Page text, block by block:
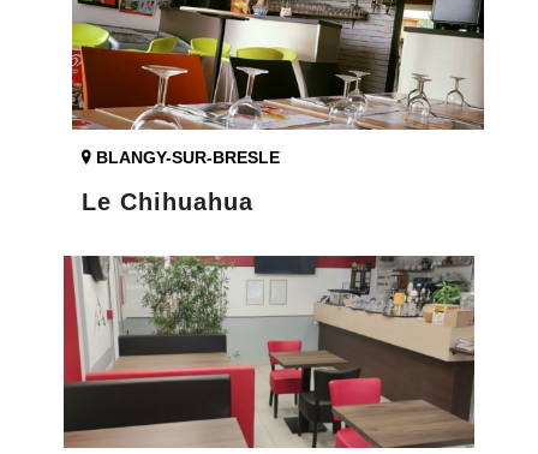
BLANGY-SUR-BRESLE
Le Chihuahua